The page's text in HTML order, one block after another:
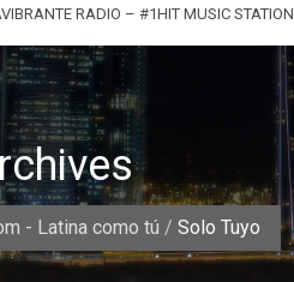
RADIO – #1HIT MUSIC STATION
- Latina como tú / Solo Tuyo